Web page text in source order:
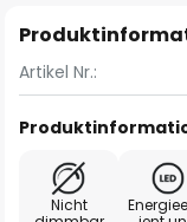
Artikel Nr.:
Nicht